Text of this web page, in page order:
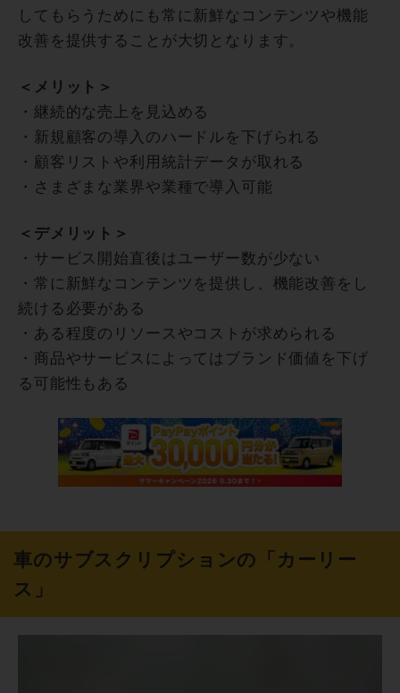
してもらうためにも常に新鮮なコンテンツや機能
改善を提供することが大切となります。
＜メリット＞
・継続的な売上を見込める
・新規顧客の導入のハードルを下げられる
・顧客リストや利用統計データが取れる
・さまざまな業界や業種で導入可能
＜デメリット＞
・サービス開始直後はユーザー数が少ない
・常に新鮮なコンテンツを提供し、機能改善をし
続ける必要がある
・ある程度のリソースやコストが求められる
・商品やサービスによってはブランド価値を下げ
る可能性もある
車のサブスクリプションの「カーリー
ス」